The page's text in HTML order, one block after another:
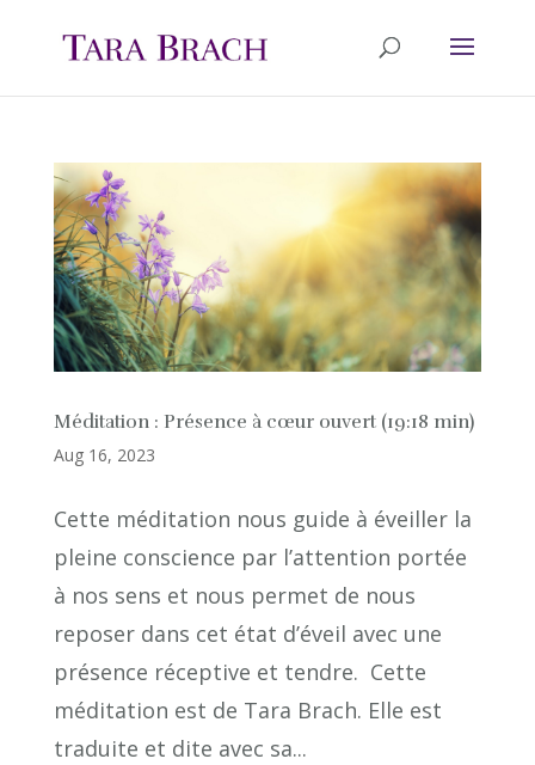
Méditation : Présence à cœur ouvert (19:18 min)
Aug 16, 2023
Cette méditation nous guide à éveiller la
pleine conscience par l’attention portée
à nos sens et nous permet de nous
reposer dans cet état d’éveil avec une
présence réceptive et tendre. Cette
méditation est de Tara Brach. Elle est
traduite et dite avec sa...